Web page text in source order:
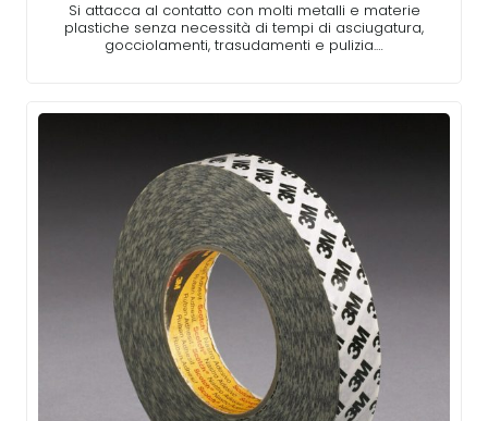
Si attacca al contatto con molti metalli e materie
plastiche senza necessità di tempi di asciugatura,
gocciolamenti, trasudamenti e pulizia.…